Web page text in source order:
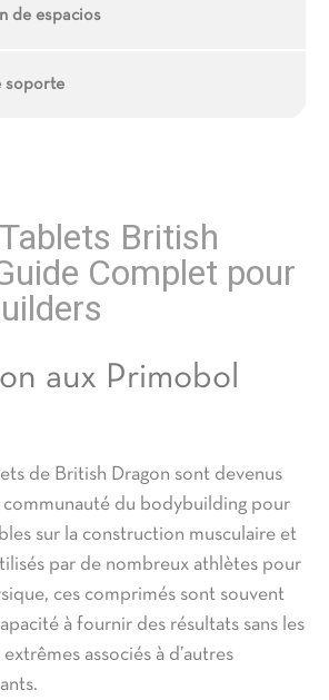
de espacios
soporte
British
Complet pour
aux Primobol
de British Dragon sont devenus
communauté du bodybuilding pour
sur la construction musculaire et
par de nombreux athlètes pour
ces comprimés sont souvent
à fournir des résultats sans les
associés à d’autres